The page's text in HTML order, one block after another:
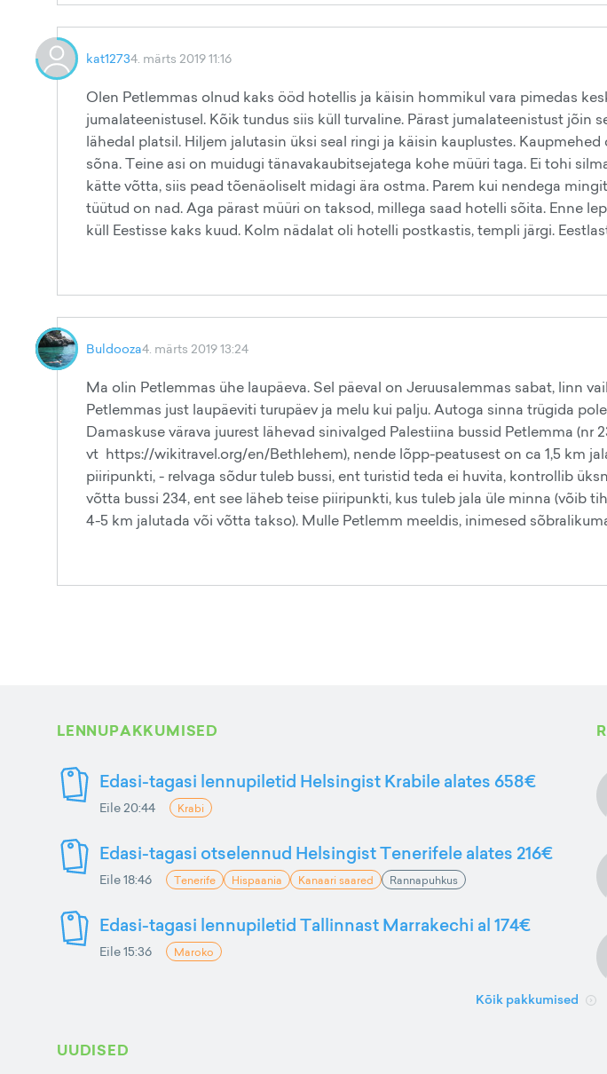
kat12734. märts 2019 11:16
Olen Petlemmas olnud kaks ööd hotellis ja käisin hommikul vara pimedas
jumalateenistusel. Kõik tundus siis küll turvaline. Pärast jumalateenistust jõin
lähedal platsil. Hiljem jalutasin üksi seal ringi ja käisin kauplustes.
sõna. Teine asi on muidugi tänavakaubitsejatega kohe müüri taga. Ei tohi
kätte võtta, siis pead tõenäoliselt midagi ära ostma. Parem kui nendega
tüütud on nad. Aga pärast müüri on taksod, millega saad hotelli sõita. Enne
küll Eestisse kaks kuud. Kolm nädalat oli hotelli postkastis, templi järgi.
Buldooza4. märts 2019 13:24
Ma olin Petlemmas ühe laupäeva. Sel päeval on Jeruusalemmas sabat, linn
Petlemmas just laupäeviti turupäev ja melu kui palju. Autoga sinna trügida
Damaskuse värava juurest lähevad sinivalged Palestiina bussid Petlemma (nr
vt https://wikitravel.org/en/Bethlehem), nende lõpp-peatusest on ca 1,5 km
piiripunkti, - relvaga sõdur tuleb bussi, ent turistid teda ei huvita, kontrollib
võtta bussi 234, ent see läheb teise piiripunkti, kus tuleb jala üle minna (võib
4-5 km jalutada või võtta takso). Mulle Petlemm meeldis, inimesed
LENNUPAKKUMISED
Edasi-tagasi lennupiletid Helsingist Krabile alates 658€
Eile 20:44 Krabi
Edasi-tagasi otselennud Helsingist Tenerifele alates 216€
Eile 18:46 Tenerife Hispaania Kanaari saared Rannapuhkus
Edasi-tagasi lennupiletid Tallinnast Marrakechi al 174€
Eile 15:36 Maroko
Kõik pakkumised
UUDISED